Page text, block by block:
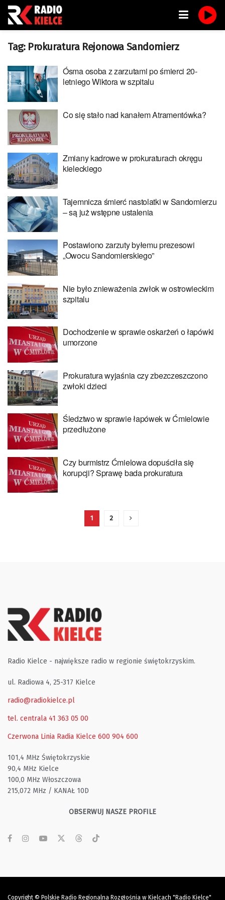
Tag: Prokuratura Rejonowa Sandomierz
Ósma osoba z zarzutami po śmierci 20-
letniego Wiktora w szpitalu
Co się stało nad kanałem Atramentówka?
Zmiany kadrowe w prokuraturach okręgu
kieleckiego
Tajemnicza śmierć nastolatki w Sandomierzu
– są już wstępne ustalenia
Postawiono zarzuty byłemu prezesowi
„Owocu Sandomierskiego”
Nie było znieważenia zwłok w ostrowieckim
szpitalu
Dochodzenie w sprawie oskarżeń o łapówki
umorzone
Prokuratura wyjaśnia czy zbezczeszczono
zwłoki dzieci
Śledztwo w sprawie łapówek w Ćmielowie
przedłużone
Czy burmistrz Ćmielowa dopuściła się
korupcji? Sprawę bada prokuratura
1 2
Radio Kielce - największe radio w regionie świętokrzyskim.
ul. Radiowa 4, 25-317 Kielce
radio@radiokielce.pl
tel. centrala 41 363 05 00
Czerwona Linia Radia Kielce 600 904 600
101,4 MHz Świętokrzyskie
90,4 MHz Kielce
100,0 MHz Włoszczowa
215,072 MHz / KANAŁ 10D
OBSERWUJ NASZE PROFILE
Copyright © Polskie Radio Regionalna Rozgłośnia w Kielcach "Radio Kielce"